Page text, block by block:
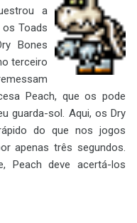
a
os Toads
Bones
terceiro
Peach, que os pode
guarda-sol. Aqui, os Dry
do que nos jogos
apenas três segundos.
Peach deve acertá-los